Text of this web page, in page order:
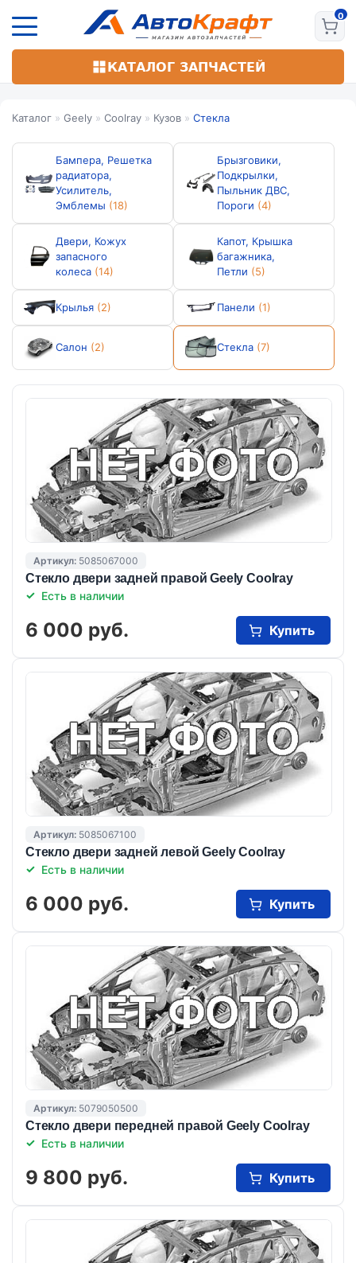
основному
КАТАЛОГ ЗАПЧАСТЕЙ
Каталог » Geely » Coolray » Кузов » Стекла
Бампера, Решетка
радиатора,
Усилитель,
Эмблемы (18)
Брызговики,
Подкрылки,
Пыльник ДВС,
Пороги (4)
Двери, Кожух
запасного
колеса (14)
Капот, Крышка
багажника,
Петли (5)
Крылья (2) Панели (1)
Салон (2) Стекла (7)
Артикул: 5085067000
Стекло двери задней правой Geely Coolray
Есть в наличии
6 000 руб. Купить
Артикул: 5085067100
Стекло двери задней левой Geely Coolray
Есть в наличии
6 000 руб. Купить
Артикул: 5079050500
Стекло двери передней правой Geely Coolray
Есть в наличии
9 800 руб. Купить